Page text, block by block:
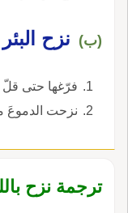
(ب) نزح
فرّغها حتى قلّ
نزحت الدموعَ
ترجمة نزح